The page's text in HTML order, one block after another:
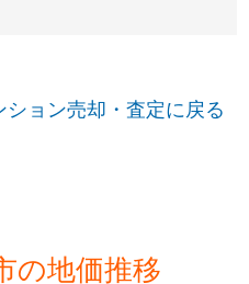
ョン売却・査定に戻る
の地価推移